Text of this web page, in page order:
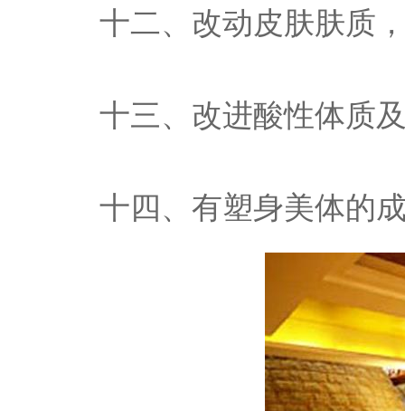
十二、改动皮肤肤质
十三、改进酸性体质
十四、有塑身美体的